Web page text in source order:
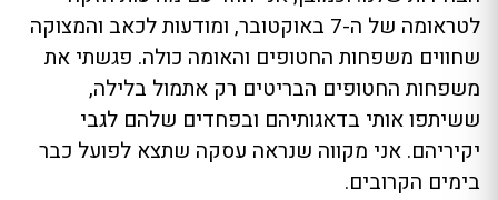
לטראומה של ה-7 באוקטובר, ומודעות לכאב והמצוקה
שחווים משפחות החטופים והאומה כולה. פגשתי את
משפחות החטופים הבריטים רק אתמול בלילה,
ששיתפו אותי בדאגותיהם ובפחדים שלהם לגבי
יקיריהם. אני מקווה שנראה עסקה שתצא לפועל כבר
בימים הקרובים.